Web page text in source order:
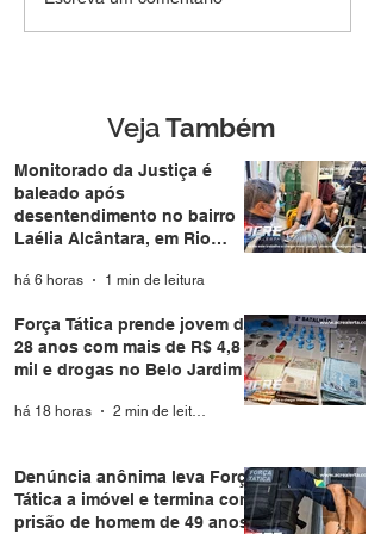
durante casamento
coletivo da Expoacre
VejaTambém
Monitorado da Justiça é
baleado após
desentendimento no bairro
Laélia Alcântara, em Rio
há 6 horas 1 min de leitura
Força Tática prende jovem de
28 anos com mais de R$ 4,8
mil e drogas no Belo Jardim I
há 18 horas 2 min de leitura
Denúncia anônima leva Força
Tática a imóvel e termina com
prisão de homem de 49 anos